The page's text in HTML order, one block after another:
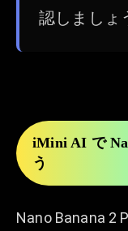
認しましょ
iMini AI で
う
Nano Banana 2